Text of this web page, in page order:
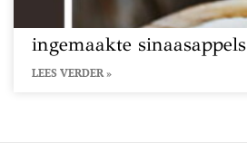
ingemaakte sinaasappels
LEES VERDER »